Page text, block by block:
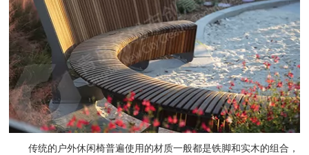
传统的户外休闲椅普遍使用的材质一般都是铁脚和实木的组合，